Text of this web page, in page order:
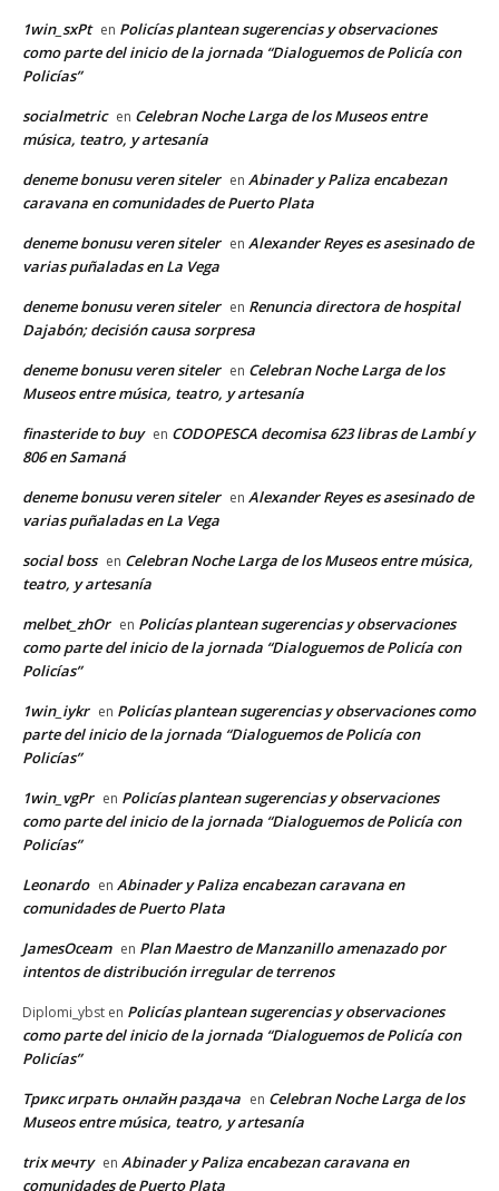
1win_sxPt en Policías plantean sugerencias y observaciones
como parte del inicio de la jornada “Dialoguemos de Policía con
Policías”
socialmetric en Celebran Noche Larga de los Museos entre
música, teatro, y artesanía
deneme bonusu veren siteler en Abinader y Paliza encabezan
caravana en comunidades de Puerto Plata
deneme bonusu veren siteler en Alexander Reyes es asesinado de
varias puñaladas en La Vega
deneme bonusu veren siteler en Renuncia directora de hospital
Dajabón; decisión causa sorpresa
deneme bonusu veren siteler en Celebran Noche Larga de los
Museos entre música, teatro, y artesanía
finasteride to buy en CODOPESCA decomisa 623 libras de Lambí y
806 en Samaná
deneme bonusu veren siteler en Alexander Reyes es asesinado de
varias puñaladas en La Vega
social boss en Celebran Noche Larga de los Museos entre música,
teatro, y artesanía
melbet_zhOr en Policías plantean sugerencias y observaciones
como parte del inicio de la jornada “Dialoguemos de Policía con
Policías”
1win_iykr en Policías plantean sugerencias y observaciones como
parte del inicio de la jornada “Dialoguemos de Policía con
Policías”
1win_vgPr en Policías plantean sugerencias y observaciones
como parte del inicio de la jornada “Dialoguemos de Policía con
Policías”
Leonardo en Abinader y Paliza encabezan caravana en
comunidades de Puerto Plata
JamesOceam en Plan Maestro de Manzanillo amenazado por
intentos de distribución irregular de terrenos
Diplomi_ybst en Policías plantean sugerencias y observaciones
como parte del inicio de la jornada “Dialoguemos de Policía con
Policías”
Трикс играть онлайн раздача en Celebran Noche Larga de los
Museos entre música, teatro, y artesanía
trix мечту en Abinader y Paliza encabezan caravana en
comunidades de Puerto Plata